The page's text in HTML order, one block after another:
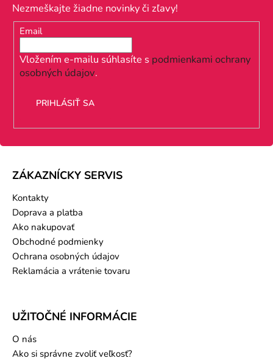
Nezmeškajte žiadne novinky či zľavy!
Email
Vložením e-mailu súhlasíte s podmienkami ochrany
osobných údajov.
PRIHLÁSIŤ SA
ZÁKAZNÍCKY SERVIS
Kontakty
Doprava a platba
Ako nakupovať
Obchodné podmienky
Ochrana osobných údajov
Reklamácia a vrátenie tovaru
UŽITOČNÉ INFORMÁCIE
O nás
Ako si správne zvoliť veľkosť?